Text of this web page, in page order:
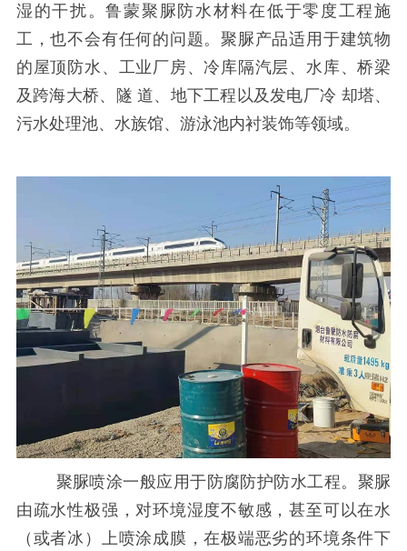
湿的干扰。鲁蒙聚脲防水材料在低于零度工程施
工，也不会有任何的问题。聚脲产品适用于建筑物
的屋顶防水、工业厂房、冷库隔汽层、水库、桥梁
及跨海大桥、隧道、地下工程以及发电厂冷 却塔、
污水处理池、水族馆、游泳池内衬装饰等领域。
聚脲喷涂一般应用于防腐防护防水工程。聚脲
由疏水性极强，对环境湿度不敏感，甚至可以在水
（或者冰）上喷涂成膜，在极端恶劣的环境条件下